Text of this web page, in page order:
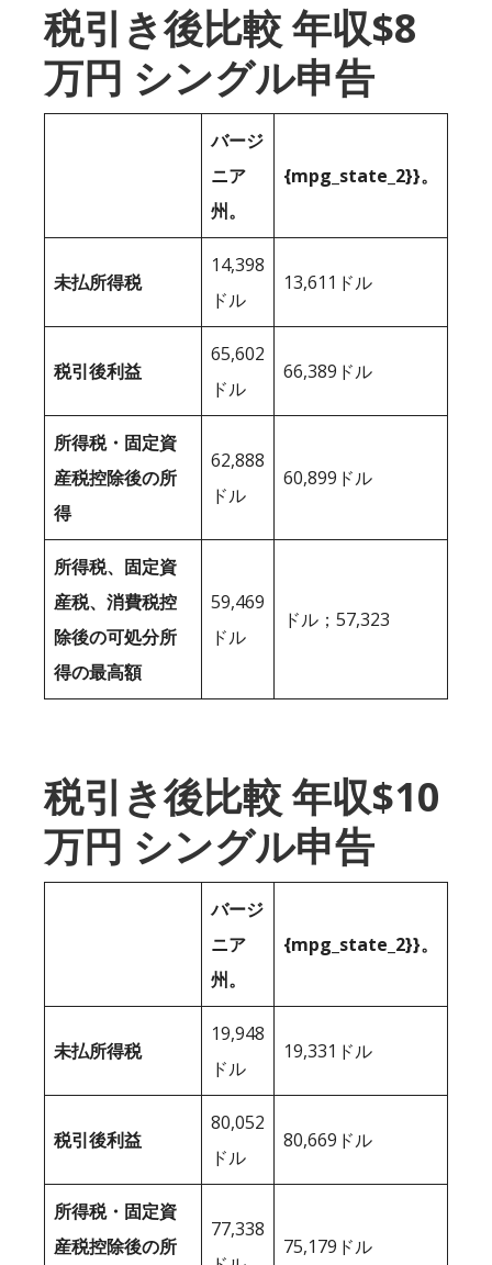
税引き後比較 年収$8
万円 シングル申告
バージ
ニア
州。
{mpg_state_2}}。
未払所得税
14,398
ドル
13,611ドル
税引後利益
65,602
ドル
66,389ドル
所得税・固定資
産税控除後の所
得
62,888
ドル
60,899ドル
所得税、固定資
産税、消費税控
除後の可処分所
得の最高額
59,469
ドル
ドル；57,323
税引き後比較 年収$10
万円 シングル申告
バージ
ニア
州。
{mpg_state_2}}。
未払所得税
19,948
ドル
19,331ドル
税引後利益
80,052
ドル
80,669ドル
所得税・固定資
産税控除後の所
77,338
75,179ドル